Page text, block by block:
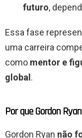
futuro,
Essa fase
uma carreira
como mentor e
global .
Por que Gordon
Gordon Ryan não